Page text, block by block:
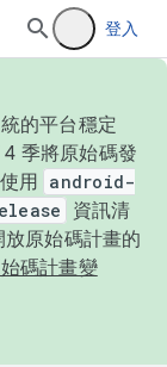
登入
的平台穩定
季將原始碼發
用 android-
資訊清
原始碼計畫的
碼計畫變